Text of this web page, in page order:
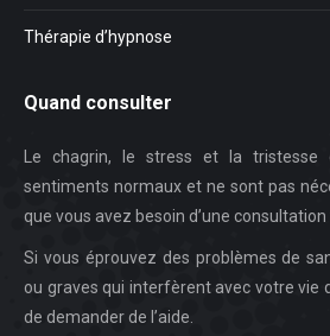
Thérapie d’hypnose
Quand consulter
Le chagrin, le stress et la tristesse
sentiments normaux et ne sont pas
que vous avez besoin d’une
Si vous éprouvez des problèmes de
ou graves qui interfèrent avec votre vie
de demander de l’aide.